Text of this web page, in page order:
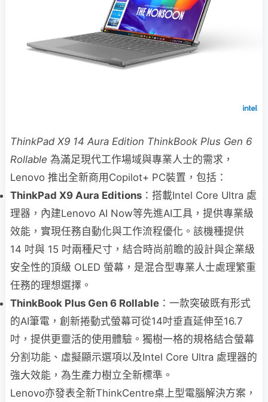
ThinkPad X9 14 Aura Edition ThinkBook Plus Gen 6
Rollable 為滿足現代工作場域與專業人士的需求，
Lenovo 推出全新商用Copilot+ PC裝置，包括：
ThinkPad X9 Aura Editions ：搭載Intel Core Ultra 處
理器，內建Lenovo AI Now等先進AI工具，提供專業級
效能，實現任務自動化與工作流程優化。該機種提供
14 吋與 15 吋兩種尺寸，結合時尚前瞻的設計與企業級
安全性的頂級 OLED 螢幕，是混合型專業人士處理繁重
任務的理想選擇。
ThinkBook Plus Gen 6 Rollable ：一款突破既有形式
的AI筆電，創新捲動式螢幕可從14吋垂直延伸至16.7
吋，提供更靈活的使用體驗。獨樹一格的規格結合螢幕
分割功能、虛擬顯示選項以及Intel Core Ultra 處理器的
強大效能，為生產力樹立全新標準。
Lenovo亦發表全新ThinkCentre桌上型電腦解決方案，